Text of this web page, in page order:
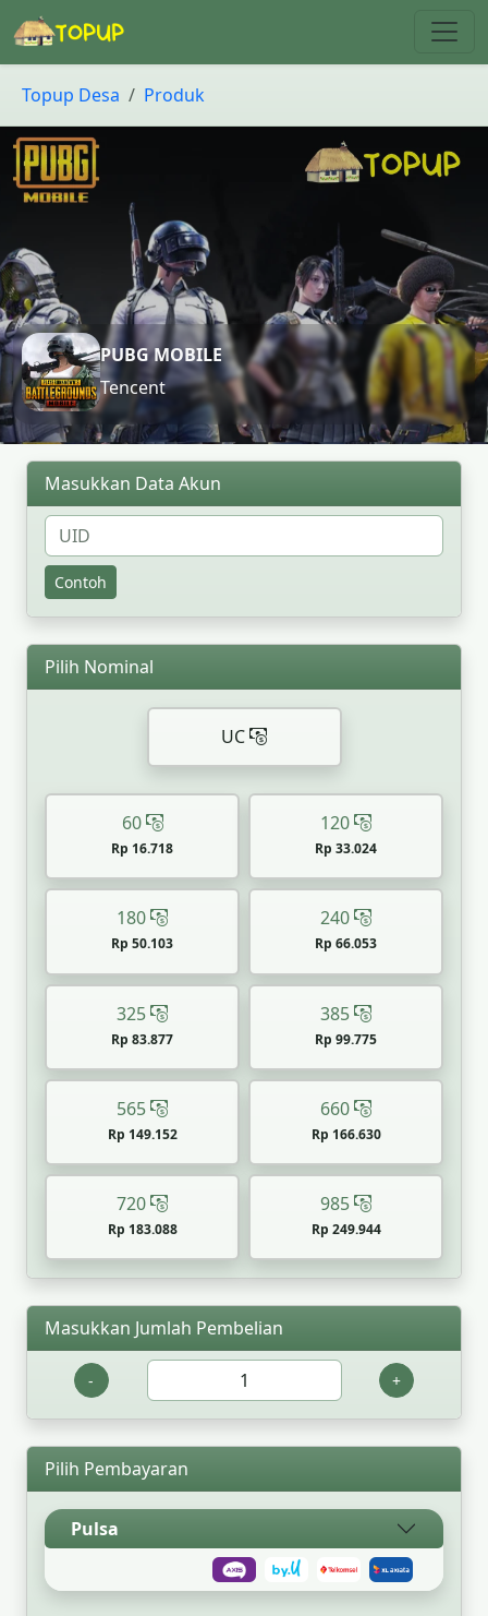
Topup Desa Produk
PUBG MOBILE
Tencent
Masukkan Data Akun
Contoh
Pilih Nominal
UC
60
Rp 16.718
120
Rp 33.024
180
Rp 50.103
240
Rp 66.053
325
Rp 83.877
385
Rp 99.775
565
Rp 149.152
660
Rp 166.630
720
Rp 183.088
985
Rp 249.944
Masukkan Jumlah Pembelian
- +
Pilih Pembayaran
Pulsa